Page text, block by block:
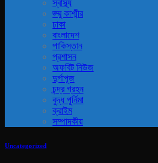
স্বাস্থ্য
জ্ম্মু কাশ্মীর
ঢাকা
বাংলাদেশ
পাকিস্তান
প্রশাসন
অফবিট নিউজ
দুর্গাপূজ
চন্দ্র গ্রহন
বুদ্ধ পূর্নিমা
ক্রাইম
সম্পাদকীয়
Uncategorized